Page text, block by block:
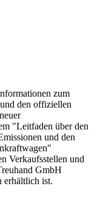
zum
den offiziellen
"Leitfaden über den
und den
Verkaufsstellen und
GmbH
erhältlich ist.